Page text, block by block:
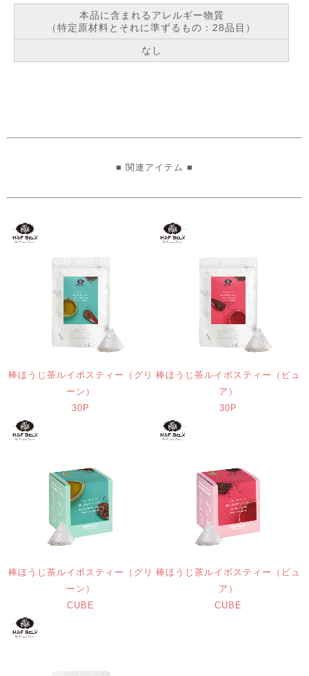
本品に含まれるアレルギー物質
（特定原材料とそれに準ずるもの：28品目）
なし
■ 関連アイテム ■
棒ほうじ茶ルイボスティー（グリ
ーン）
30P
棒ほうじ茶ルイボスティー（ピュ
ア）
30P
棒ほうじ茶ルイボスティー（グリ
ーン）
CUBE
棒ほうじ茶ルイボスティー（ピュ
ア）
CUBE